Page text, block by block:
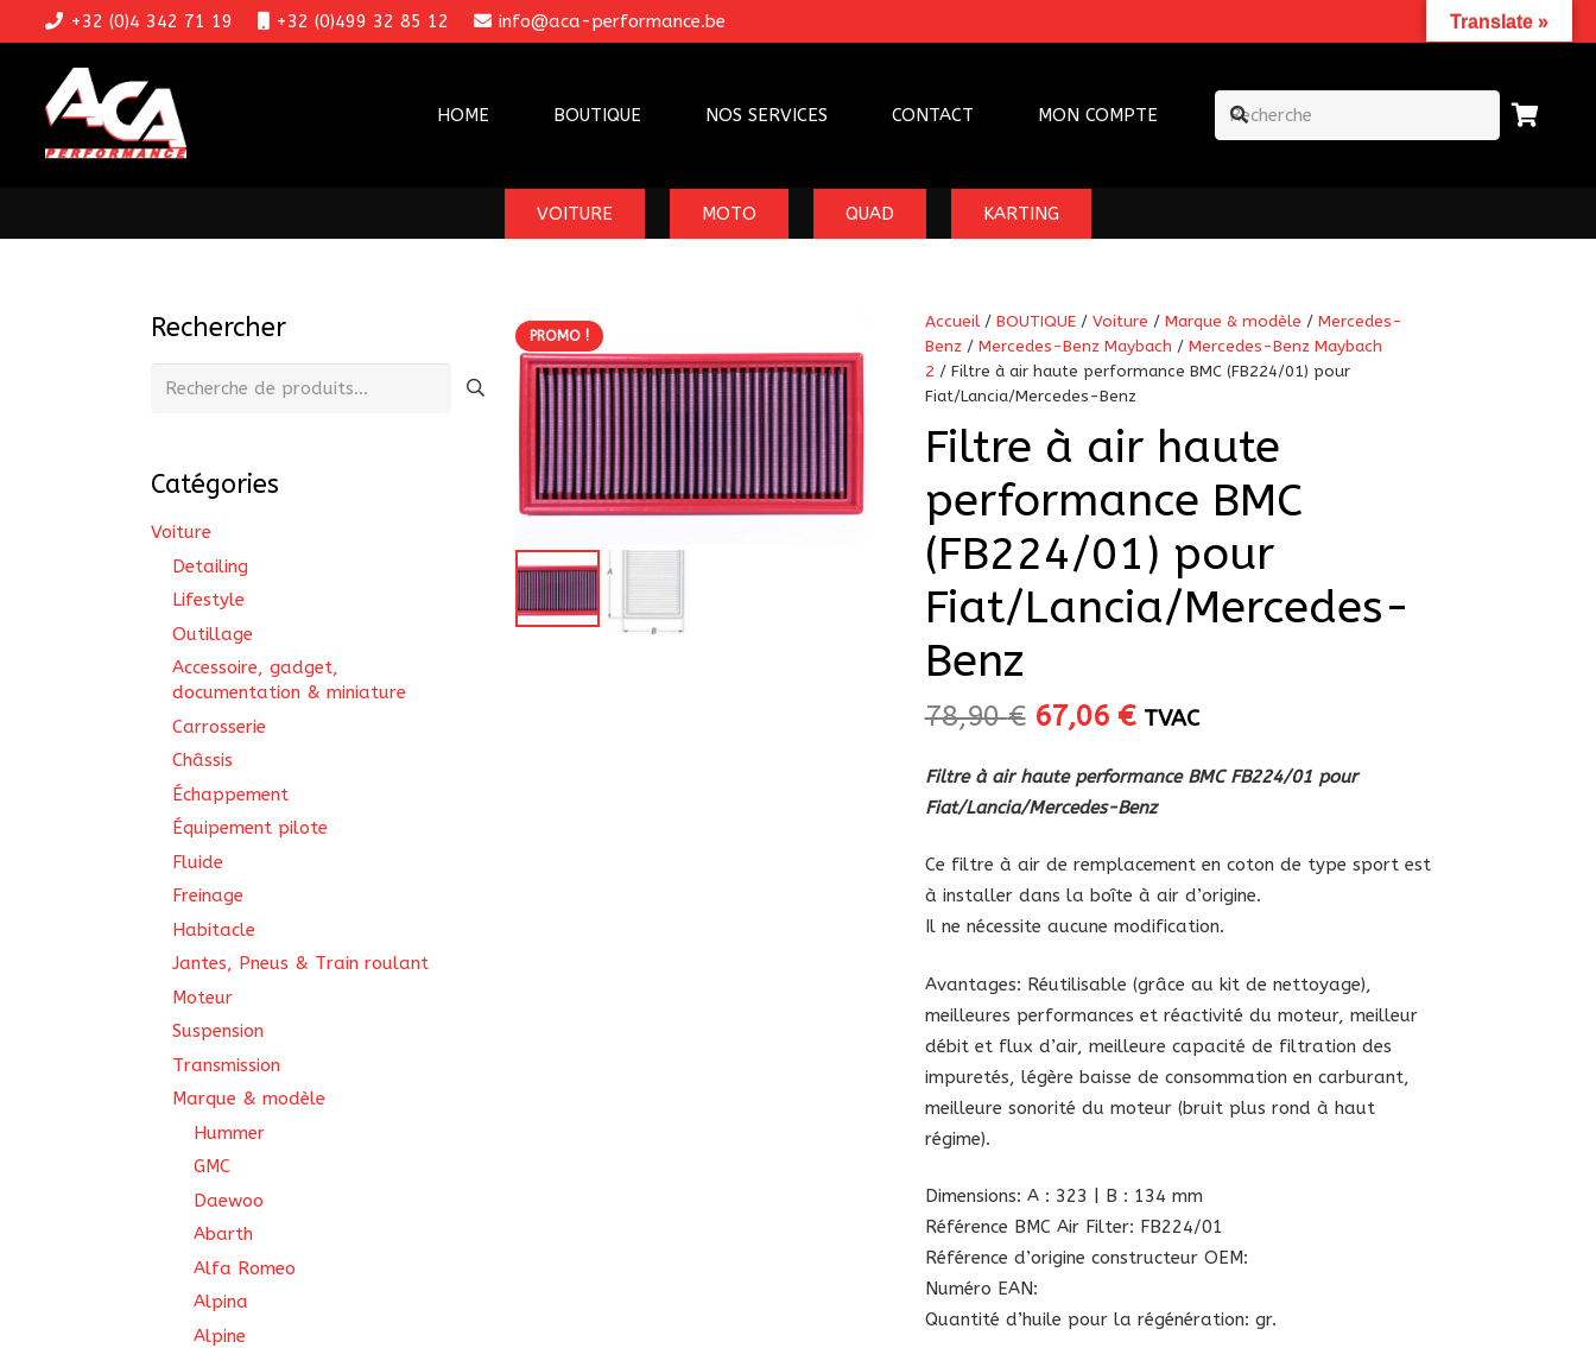
+32 (0)4 342 71 19 +32 (0)499 32 85 12 info@aca-performance.be
HOME BOUTIQUE NOS SERVICES CONTACT MON COMPTE
VOITURE MOTO QUAD KARTING
PROMO !
Accueil/ BOUTIQUE/ Voiture / Marque & modèle / Mercedes-
Benz / Mercedes-Benz Maybach / Mercedes-Benz Maybach
2 / Filtre à air haute performance BMC (FB224/01) pour
Fiat/Lancia/Mercedes-Benz
Filtre à air haute
performance BMC
(FB224/01) pour
Fiat/Lancia/Mercedes-
Benz
78,90€ Le
initial
était :
67,06 €Le
actuel
est :
TVAC
Filtre à air haute performance BMC FB224/01 pour
Fiat/Lancia/Mercedes-Benz
Ce filtre à air de remplacement en coton de type sport est
à installer dans la boîte à air d’origine.
Il ne nécessite aucune modification.
Avantages: Réutilisable (grâce au kit de nettoyage),
meilleures performances et réactivité du moteur, meilleur
débit et flux d’air, meilleure capacité de filtration des
impuretés, légère baisse de consommation en carburant,
meilleure sonorité du moteur (bruit plus rond à haut
régime).
Dimensions: A : 323 | B : 134 mm
Référence BMC Air Filter: FB224/01
Référence d’origine constructeur OEM:
Numéro EAN:
Quantité d’huile pour la régénération: gr.
Rechercher
Recherche
Catégories
Voiture
Detailing
Lifestyle
Outillage
Accessoire, gadget,
documentation & miniature
Carrosserie
Châssis
Échappement
Équipement pilote
Fluide
Freinage
Habitacle
Jantes, Pneus & Train roulant
Moteur
Suspension
Transmission
Marque & modèle
Hummer
GMC
Daewoo
Abarth
Alfa Romeo
Alpina
Alpine
Translate »